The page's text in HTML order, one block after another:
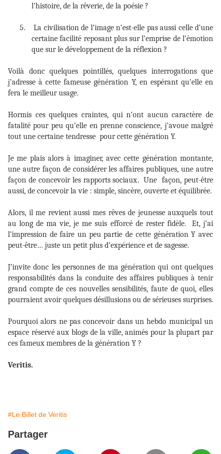
l’histoire, de la rêverie, de la poésie ?
5.
La civilisation de l’image n’est-elle pas aussi celle d’une
certaine facilité reposant plus sur l’emprise de l’émotion
que sur le développement de la réflexion ?
Voilà donc quelques pointillés, quelques interrogations que
j’adresse à cette fameuse génération Y, en espérant qu’elle en
fera le meilleur usage.
Hormis ces quelques craintes, qui n’ont aucun caractère de
fatalité pour peu qu’elle en prenne conscience, j’avoue malgré
tout une certaine tendresse pour cette génération Y.
Je me plais alors à imaginer, avec cette génération montante,
une autre façon de considérer les affaires publiques, une autre
façon de concevoir les rapports sociaux. Une façon, peut-être
aussi, de concevoir la vie : simple, sincère, ouverte et équilibrée.
Alors, il me revient aussi mes rêves de jeunesse auxquels tout
au long de ma vie, je me suis efforcé de rester fidèle.
Et, j’ai
l’impression de faire un peu partie de cette génération Y avec
peut-être… juste un petit plus d’expérience et de sagesse.
J’invite donc les personnes de ma génération qui ont quelques
responsabilités dans la conduite des affaires publiques à tenir
grand compte de ces nouvelles sensibilités, faute de quoi, elles
pourraient avoir quelques désillusions ou de sérieuses surprises.
Pourquoi alors ne pas concevoir dans un hebdo municipal un
espace réservé aux blogs de la ville, animés pour la plupart par
ces fameux membres de la génération Y ?
Veritis.
#Le Billet de Veritis
Partager